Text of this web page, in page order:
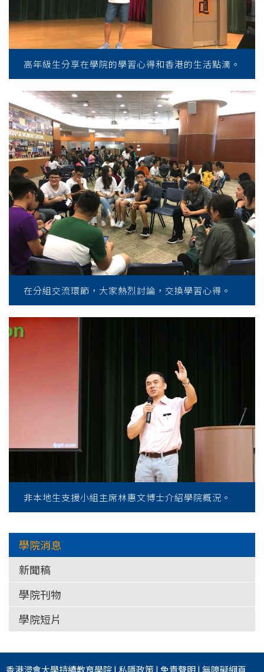
高年級生分享在學院的學習心得和香港的生活點滴。
在分組交流環節，大家熱烈討論，交換學習心得。
非本地生支援小組主席林惠文博士介紹學院概況。
學院消息
新聞稿
學院刊物
學院短片
香港浸會大學持續教育學院| 私隱政策|免責聲明|無障礙網頁